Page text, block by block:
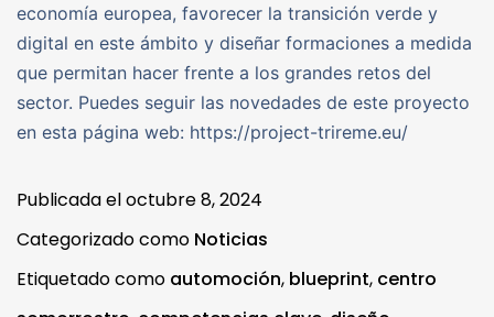
economía europea, favorecer la transición verde y
digital en este ámbito y diseñar formaciones a medida
que permitan hacer frente a los grandes retos del
sector. Puedes seguir las novedades de este proyecto
en esta página web: https://project-trireme.eu/
Publicada eloctubre 8, 2024
Categorizado como Noticias
Etiquetado como automoción, blueprint, centro